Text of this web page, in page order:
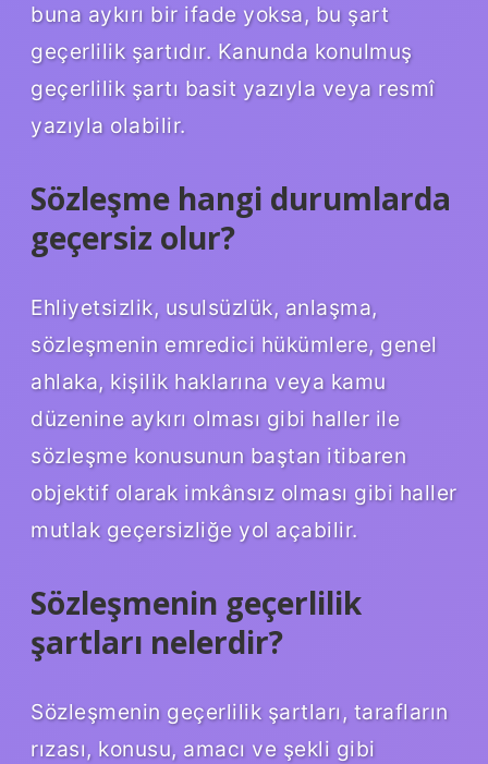
buna aykırı bir ifade yoksa, bu şart
geçerlilik şartıdır. Kanunda konulmuş
geçerlilik şartı basit yazıyla veya resmî
yazıyla olabilir.
Sözleşme hangi durumlarda
geçersiz olur?
Ehliyetsizlik, usulsüzlük, anlaşma,
sözleşmenin emredici hükümlere, genel
ahlaka, kişilik haklarına veya kamu
düzenine aykırı olması gibi haller ile
sözleşme konusunun baştan itibaren
objektif olarak imkânsız olması gibi haller
mutlak geçersizliğe yol açabilir.
Sözleşmenin geçerlilik
şartları nelerdir?
Sözleşmenin geçerlilik şartları, tarafların
rızası, konusu, amacı ve şekli gibi